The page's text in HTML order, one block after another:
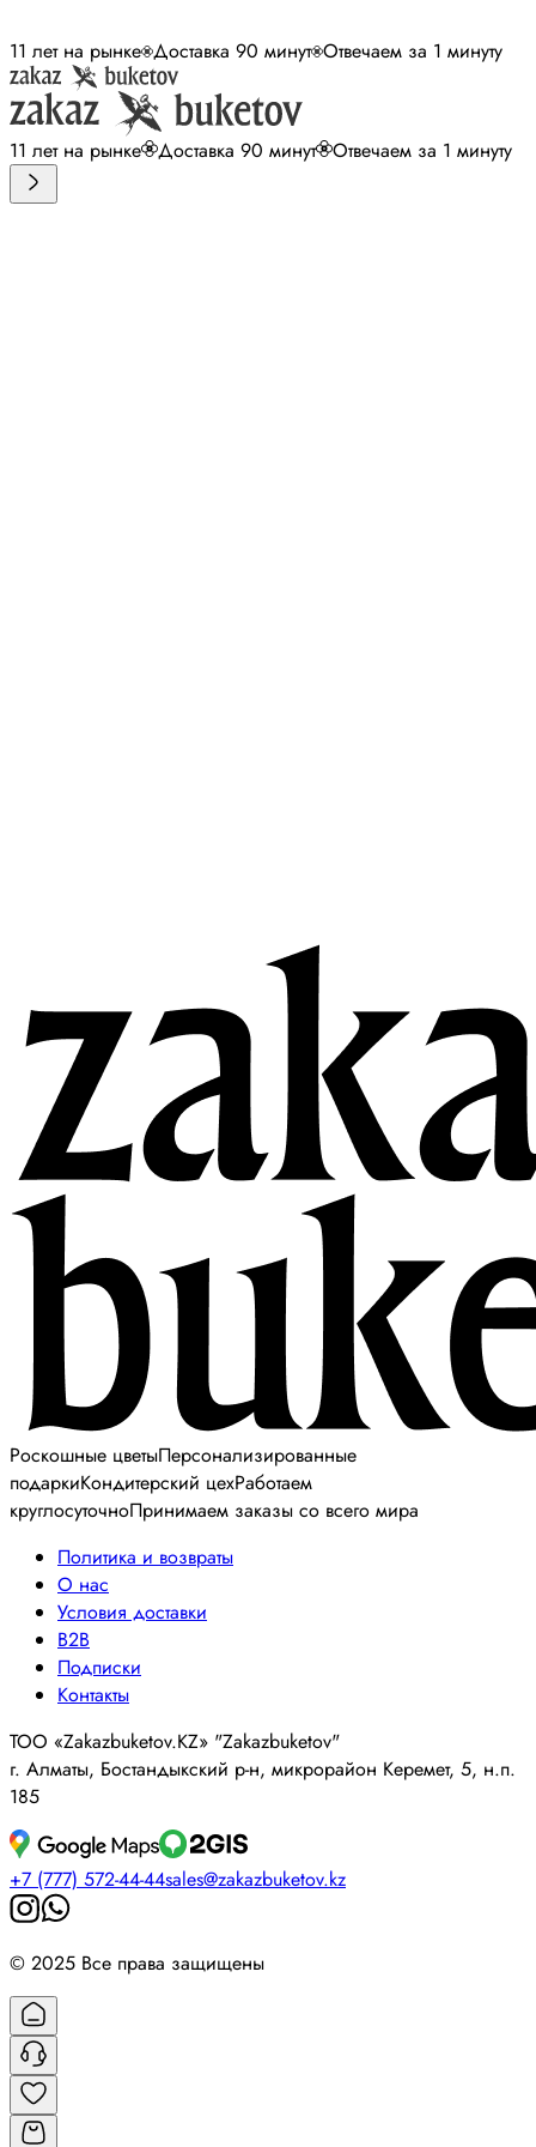
11 лет на рынке Доставка 90 минут Отвечаем за 1 минуту
11 лет на рынке Доставка 90 минут Отвечаем за 1 минуту
Роскошные цветыПерсонализированные
подаркиКондитерский цехРаботаем
круглосуточноПринимаем заказы со всего мира
Политика и возвраты
О нас
Условия доставки
B2B
Подписки
Контакты
ТОО «Zakazbuketov.KZ» "Zakazbuketov"
г. Алматы, Бостандыкский р-н, микрорайон Керемет, 5, н.п.
185
+7 (777) 572-44-44sales@zakazbuketov.kz
© 2025 Все права защищены